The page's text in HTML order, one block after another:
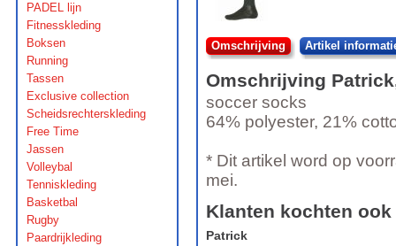
PADEL lijn
Fitnesskleding
Boksen
Running
Tassen
Exclusive collection
Scheidsrechterskleding
Free Time
Jassen
Volleybal
Tenniskleding
Basketbal
Rugby
Paardrijkleding
Omschrijving Artikel
Omschrijving Patrick
soccer socks
64% polyester, 21%
* Dit artikel word op
mei.
Klanten kochten ook
Patrick